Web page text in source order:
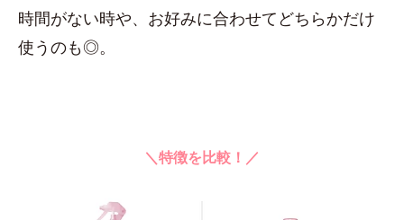
時間がない時や、お好みに合わせてどちらかだけ
使うのも◎。
＼特徴を比較！／